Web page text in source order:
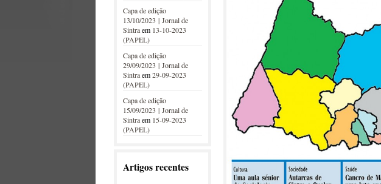
Capa de edição
13/10/2023 | Jornal de
Sintraem 13-10-2023
(PAPEL)
Capa de edição
29/09/2023 | Jornal de
Sintraem29-09-2023
(PAPEL)
Capa de edição
15/09/2023 | Jornal de
Sintraem 15-09-2023
(PAPEL)
Artigos recentes